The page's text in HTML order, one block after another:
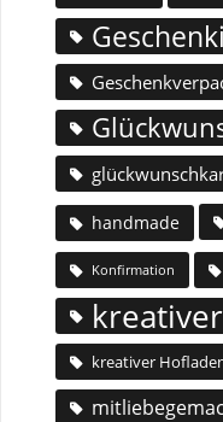
handmade
Konfirmation
kreativer